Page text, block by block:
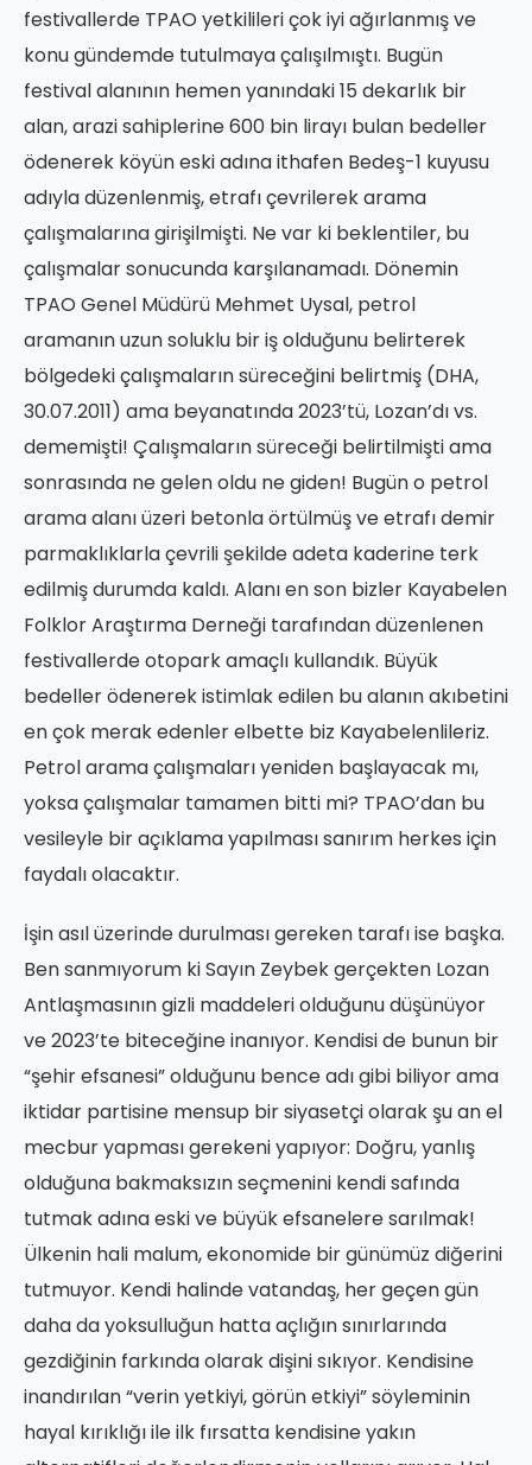
festivallerde TPAO yetkilileri çok iyi ağırlanmış ve
konu gündemde tutulmaya çalışılmıştı. Bugün
festival alanının hemen yanındaki 15 dekarlık bir
alan, arazi sahiplerine 600 bin lirayı bulan bedeller
ödenerek köyün eski adına ithafen Bedeş-1 kuyusu
adıyla düzenlenmiş, etrafı çevrilerek arama
çalışmalarına girişilmişti. Ne var ki beklentiler, bu
çalışmalar sonucunda karşılanamadı. Dönemin
TPAO Genel Müdürü Mehmet Uysal, petrol
aramanın uzun soluklu bir iş olduğunu belirterek
bölgedeki çalışmaların süreceğini belirtmiş (DHA,
30.07.2011) ama beyanatında 2023’tü, Lozan’dı vs.
dememişti! Çalışmaların süreceği belirtilmişti ama
sonrasında ne gelen oldu ne giden! Bugün o petrol
arama alanı üzeri betonla örtülmüş ve etrafı demir
parmaklıklarla çevrili şekilde adeta kaderine terk
edilmiş durumda kaldı. Alanı en son bizler Kayabelen
Folklor Araştırma Derneği tarafından düzenlenen
festivallerde otopark amaçlı kullandık. Büyük
bedeller ödenerek istimlak edilen bu alanın akıbetini
en çok merak edenler elbette biz Kayabelenlileriz.
Petrol arama çalışmaları yeniden başlayacak mı,
yoksa çalışmalar tamamen bitti mi? TPAO’dan bu
vesileyle bir açıklama yapılması sanırım herkes için
faydalı olacaktır.
İşin asıl üzerinde durulması gereken tarafı ise başka.
Ben sanmıyorum ki Sayın Zeybek gerçekten Lozan
Antlaşmasının gizli maddeleri olduğunu düşünüyor
ve 2023’te biteceğine inanıyor. Kendisi de bunun bir
“şehir efsanesi” olduğunu bence adı gibi biliyor ama
iktidar partisine mensup bir siyasetçi olarak şu an el
mecbur yapması gerekeni yapıyor: Doğru, yanlış
olduğuna bakmaksızın seçmenini kendi safında
tutmak adına eski ve büyük efsanelere sarılmak!
Ülkenin hali malum, ekonomide bir günümüz diğerini
tutmuyor. Kendi halinde vatandaş, her geçen gün
daha da yoksulluğun hatta açlığın sınırlarında
gezdiğinin farkında olarak dişini sıkıyor. Kendisine
inandırılan “verin yetkiyi, görün etkiyi” söyleminin
hayal kırıklığı ile ilk fırsatta kendisine yakın